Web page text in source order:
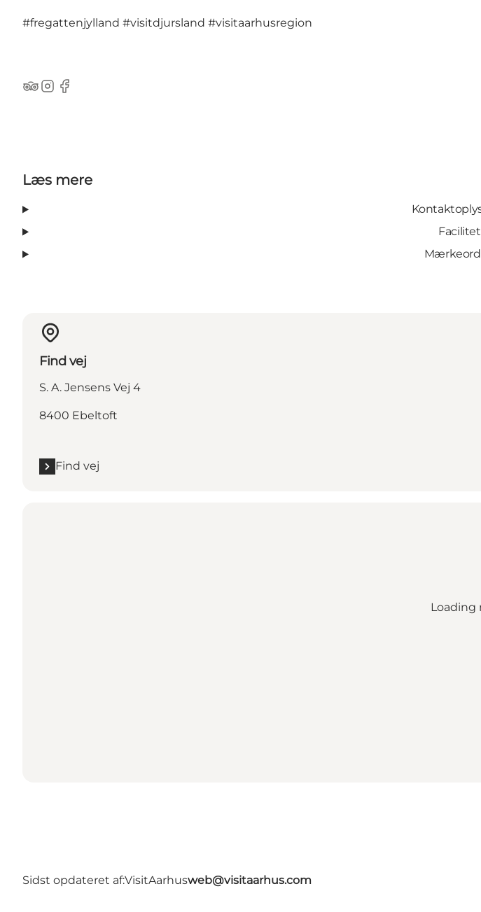
#fregattenjylland #visitdjursland #visitaarhusregion
TripAdvisor
Instagram
Facebook
Læs mere
Find vej
S. A. Jensens Vej 4
8400 Ebeltoft
Find vej
Loading
Sidst opdateret af:VisitAarhusweb@visitaarhus.com